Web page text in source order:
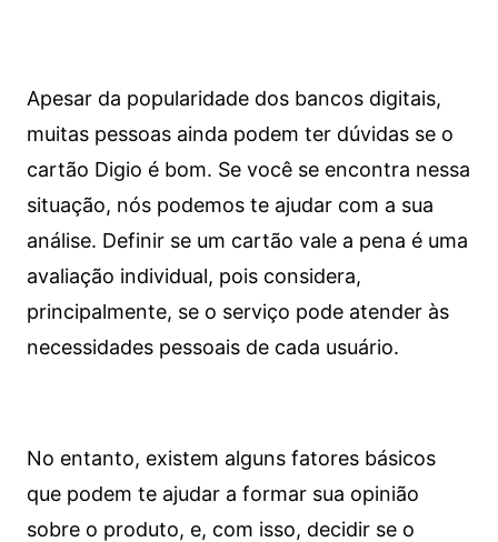
Apesar da popularidade dos bancos digitais,
muitas pessoas ainda podem ter dúvidas se o
cartão Digio é bom. Se você se encontra nessa
situação, nós podemos te ajudar com a sua
análise. Definir se um cartão vale a pena é uma
avaliação individual, pois considera,
principalmente, se o serviço pode atender às
necessidades pessoais de cada usuário.
No entanto, existem alguns fatores básicos
que podem te ajudar a formar sua opinião
sobre o produto, e, com isso, decidir se o